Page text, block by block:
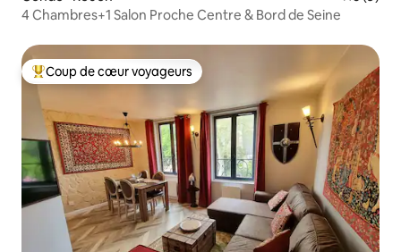
4 Chambres+1 Salon Proche Centre & Bord de Seine
Coup de cœur voyageurs parmi les plus aimés
Coup de cœur voyageurs